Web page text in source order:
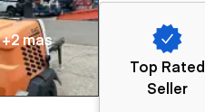
troncos
+2 mas
Top Rated
Seller